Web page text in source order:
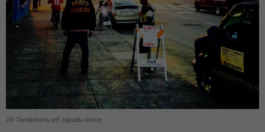
Jih Tenderloinu při západu slunce